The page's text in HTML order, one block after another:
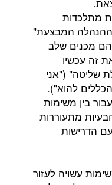
לעזור